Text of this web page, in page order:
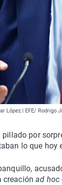
López | EFE/ Rodrigo
por
lo que hoy
creaciónad hoc